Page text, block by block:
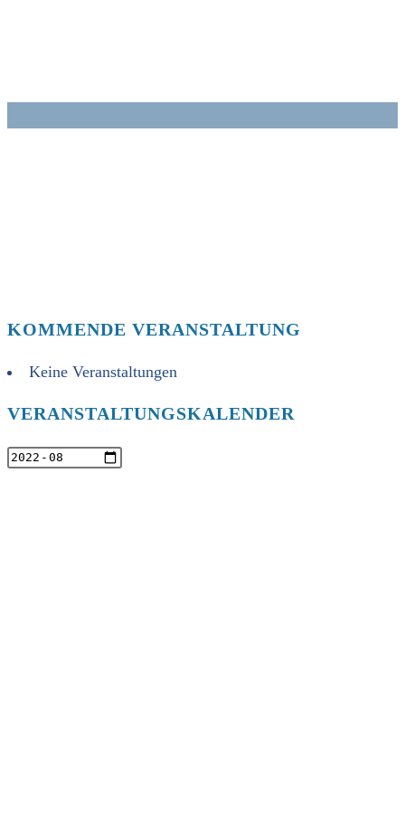
KOMMENDE VERANSTALTUNG
Keine Veranstaltungen
VERANSTALTUNGSKALENDER